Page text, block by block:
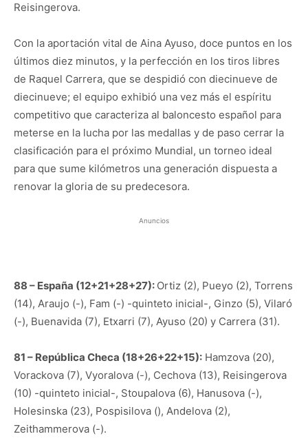
Reisingerova.
Con la aportación vital de Aina Ayuso, doce puntos en los
últimos diez minutos, y la perfección en los tiros libres
de Raquel Carrera, que se despidió con diecinueve de
diecinueve; el equipo exhibió una vez más el espíritu
competitivo que caracteriza al baloncesto español para
meterse en la lucha por las medallas y de paso cerrar la
clasificación para el próximo Mundial, un torneo ideal
para que sume kilómetros una generación dispuesta a
renovar la gloria de su predecesora.
Anuncios
88 – España (12+21+28+27): Ortiz (2), Pueyo (2), Torrens
(14), Araujo (-), Fam (-) -quinteto inicial-, Ginzo (5), Vilaró
(-), Buenavida (7), Etxarri (7), Ayuso (20) y Carrera (31).
81 – República Checa (18+26+22+15): Hamzova (20),
Vorackova (7), Vyoralova (-), Cechova (13), Reisingerova
(10) -quinteto inicial-, Stoupalova (6), Hanusova (-),
Holesinska (23), Pospisilova (), Andelova (2),
Zeithammerova (-).